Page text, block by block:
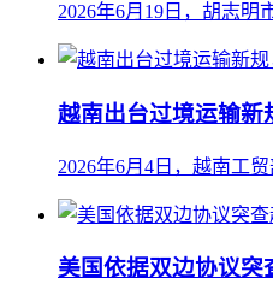
2026年6月19日，胡志明
越南出台过境运输
2026年6月4日，越南工
美国依据双边协议